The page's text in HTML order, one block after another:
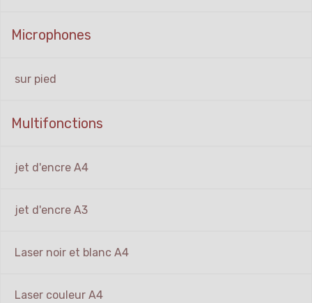
Microphones
sur pied
Multifonctions
jet d'encre A4
jet d'encre A3
Laser noir et blanc A4
Laser couleur A4